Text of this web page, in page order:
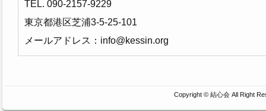
TEL. 090-2157-9229
東京都港区芝浦3-5-25-101
メールアドレス：info@kessin.org
Copyright © 結心会All Right